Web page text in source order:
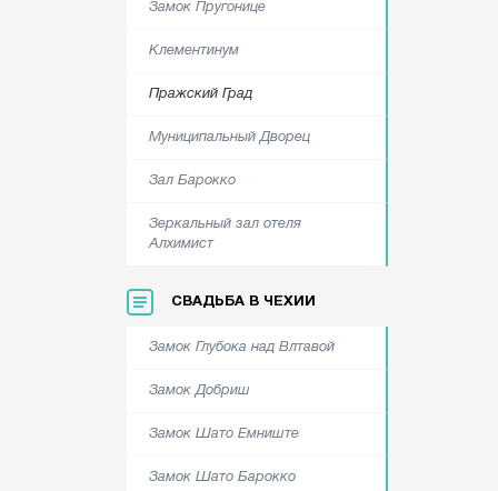
Замок Пругонице
Клементинум
Пражский Град
Муниципальный Дворец
Зал Барокко
Зеркальный зал отеля
Алхимист
СВАДЬБА В ЧЕХИИ
Замок Глубока над Влтавой
Замок Добриш
Замок Шато Емниште
Замок Шато Барокко